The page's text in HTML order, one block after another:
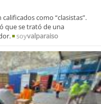
como “clasistas”.
que se trató de una
soyvalparaiso